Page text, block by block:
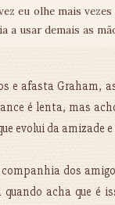
eu olhe mais
a usar demais as
e afasta Graham,
é lenta, mas
evolui da amizade
dos
acha que é